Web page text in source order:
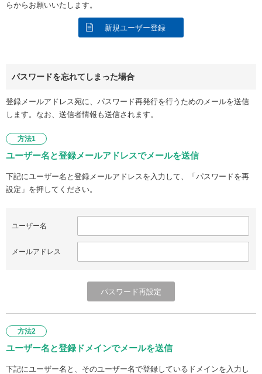
らからお願いいたします。
新規ユーザー登録
パスワードを忘れてしまった場合
登録メールアドレス宛に、パスワード再発行を行うためのメールを送信
します。なお、送信者情報も送信されます。
方法1
ユーザー名と登録メールアドレスでメールを送信
下記にユーザー名と登録メールアドレスを入力して、「パスワードを再
設定」を押してください。
ユーザー名
メールアドレス
方法2
ユーザー名と登録ドメインでメールを送信
下記にユーザー名と、そのユーザー名で登録しているドメインを入力し